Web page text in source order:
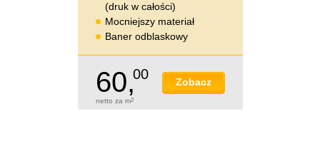
(druk w całości)
Mocniejszy materiał
Baner odblaskowy
Zobacz
60,00
netto za m2